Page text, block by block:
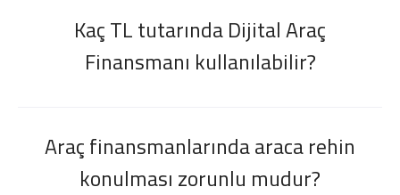
Kaç TL tutarında Dijital Araç
Finansmanı kullanılabilir?
Araç finansmanlarında araca rehin
konulması zorunlu mudur?